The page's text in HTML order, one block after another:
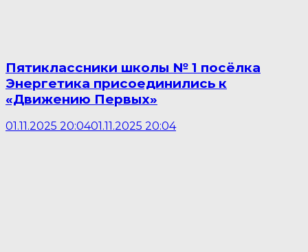
Пятиклассники школы № 1 посёлка
Энергетика присоединились к
«Движению Первых»
01.11.2025 20:0401.11.2025 20:04